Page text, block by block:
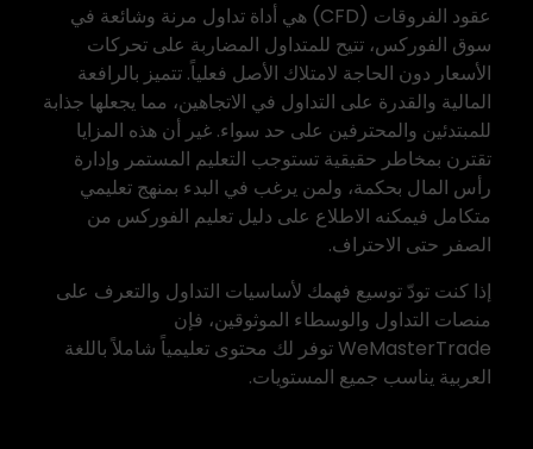
عقود الفروقات (CFD) هي أداة تداول مرنة وشائعة في
سوق الفوركس، تتيح للمتداول المضاربة على تحركات
الأسعار دون الحاجة لامتلاك الأصل فعلياً. تتميز بالرافعة
المالية والقدرة على التداول في الاتجاهين، مما يجعلها جذابة
للمبتدئين والمحترفين على حد سواء. غير أن هذه المزايا
تقترن بمخاطر حقيقية تستوجب التعليم المستمر وإدارة
رأس المال بحكمة، ولمن يرغب في البدء بمنهج تعليمي
متكامل فيمكنه الاطلاع على دليل تعليم الفوركس من
الصفر حتى الاحتراف.
إذا كنت تودّ توسيع فهمك لأساسيات التداول والتعرف على
منصات التداول والوسطاء الموثوقين، فإن
WeMasterTradeتوفر لك محتوى تعليمياً شاملاً باللغة
العربية يناسب جميع المستويات.